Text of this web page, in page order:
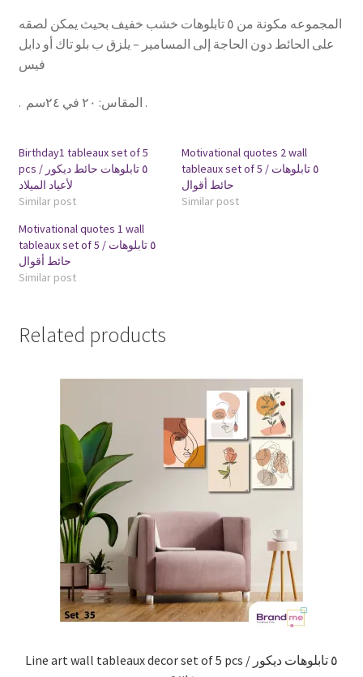
المجموعه مكونة من ٥ تابلوهات خشب خفيف بحيث يمكن لصقه
على الحائط دون الحاجة إلى المسامير – يلزق ب بلو تاك أو دابل
فيس
. المقاس: ٢٠ في ٢٤سم .
Birthday1 tableaux set of 5
pcs / ٥ تابلوهات حائط ديكور
لأعياد الميلاد
Similar post
Motivational quotes 2 wall
tableaux set of 5 / ٥ تابلوهات
حائط أقوال
Similar post
Motivational quotes 1 wall
tableaux set of 5 / ٥ تابلوهات
حائط أقوال
Similar post
Related products
Line art wall tableaux decor set of 5 pcs / ٥ تابلوهات ديكور